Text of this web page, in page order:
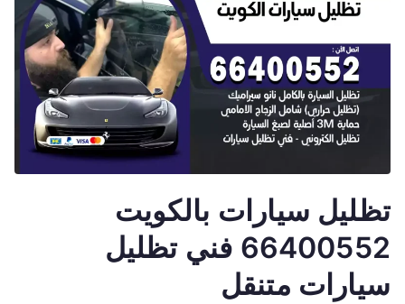
تظليل سيارات بالكويت
66400552 فني تظليل
سيارات متنقل